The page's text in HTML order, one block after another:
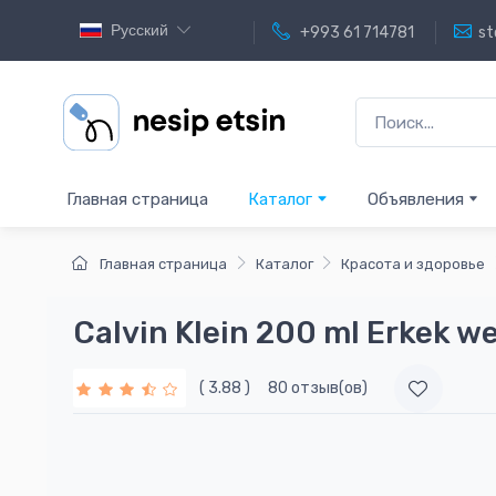
Русский +993 61 714781
Главная страница Каталог Объявления
Главная страница Каталог Красота и здоровье
Calvin Klein 200 ml Erkek
( 3.88 ) 80 отзыв(ов)